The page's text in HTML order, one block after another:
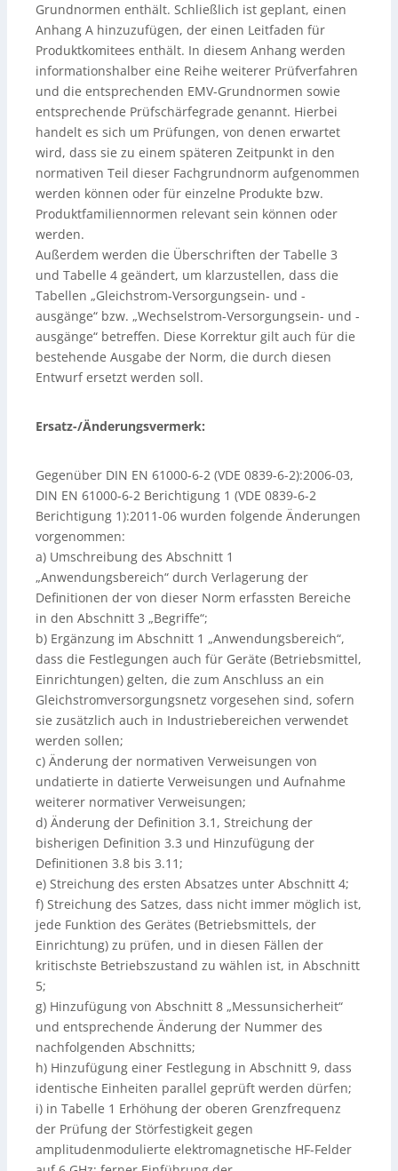
Grundnormen enthält. Schließlich ist geplant, einen
Anhang A hinzuzufügen, der einen Leitfaden für
Produktkomitees enthält. In diesem Anhang werden
informationshalber eine Reihe weiterer Prüfverfahren
und die entsprechenden EMV-Grundnormen sowie
entsprechende Prüfschärfegrade genannt. Hierbei
handelt es sich um Prüfungen, von denen erwartet
wird, dass sie zu einem späteren Zeitpunkt in den
normativen Teil dieser Fachgrundnorm aufgenommen
werden können oder für einzelne Produkte bzw.
Produktfamiliennormen relevant sein können oder
werden.
Außerdem werden die Überschriften der Tabelle 3
und Tabelle 4 geändert, um klarzustellen, dass die
Tabellen „Gleichstrom-Versorgungsein- und -
ausgänge“ bzw. „Wechselstrom-Versorgungsein- und -
ausgänge“ betreffen. Diese Korrektur gilt auch für die
bestehende Ausgabe der Norm, die durch diesen
Entwurf ersetzt werden soll.
Ersatz-/Änderungsvermerk:
Gegenüber DIN EN 61000-6-2 (VDE 0839-6-2):2006-03,
DIN EN 61000-6-2 Berichtigung 1 (VDE 0839-6-2
Berichtigung 1):2011-06 wurden folgende Änderungen
vorgenommen:
a) Umschreibung des Abschnitt 1
„Anwendungsbereich“ durch Verlagerung der
Definitionen der von dieser Norm erfassten Bereiche
in den Abschnitt 3 „Begriffe“;
b) Ergänzung im Abschnitt 1 „Anwendungsbereich“,
dass die Festlegungen auch für Geräte (Betriebsmittel,
Einrichtungen) gelten, die zum Anschluss an ein
Gleichstromversorgungsnetz vorgesehen sind, sofern
sie zusätzlich auch in Industriebereichen verwendet
werden sollen;
c) Änderung der normativen Verweisungen von
undatierte in datierte Verweisungen und Aufnahme
weiterer normativer Verweisungen;
d) Änderung der Definition 3.1, Streichung der
bisherigen Definition 3.3 und Hinzufügung der
Definitionen 3.8 bis 3.11;
e) Streichung des ersten Absatzes unter Abschnitt 4;
f) Streichung des Satzes, dass nicht immer möglich ist,
jede Funktion des Gerätes (Betriebsmittels, der
Einrichtung) zu prüfen, und in diesen Fällen der
kritischste Betriebszustand zu wählen ist, in Abschnitt
5;
g) Hinzufügung von Abschnitt 8 „Messunsicherheit“
und entsprechende Änderung der Nummer des
nachfolgenden Abschnitts;
h) Hinzufügung einer Festlegung in Abschnitt 9, dass
identische Einheiten parallel geprüft werden dürfen;
i) in Tabelle 1 Erhöhung der oberen Grenzfrequenz
der Prüfung der Störfestigkeit gegen
amplitudenmodulierte elektromagnetische HF-Felder